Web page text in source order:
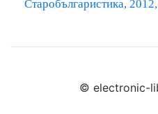
Старобългаристика,
© electronic-